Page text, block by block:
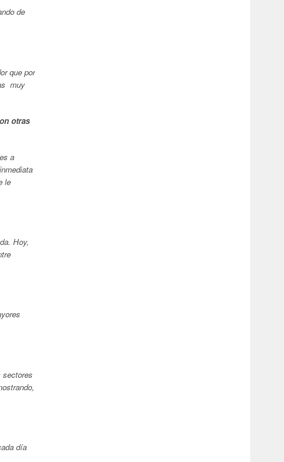
de
que por
muy
otras
a
le
Hoy,
sectores
día